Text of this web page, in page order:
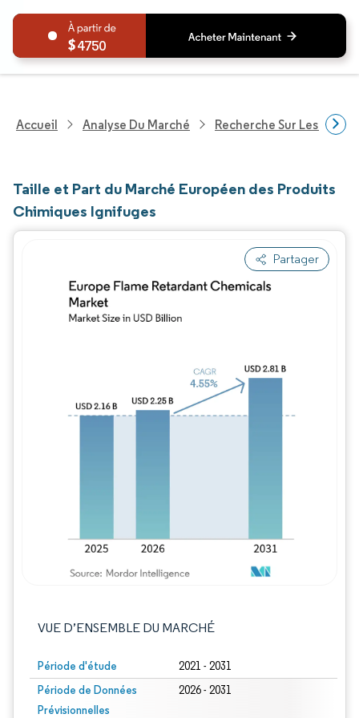
4750
Accueil Analyse Du Marché Recherche Sur Les
Taille et Part du Marché Européen des Produits
Chimiques Ignifuges
Partager
VUE D’ENSEMBLE DU MARCHÉ
Période d'étude 2021 - 2031
Période de Données
Prévisionnelles
2026 - 2031